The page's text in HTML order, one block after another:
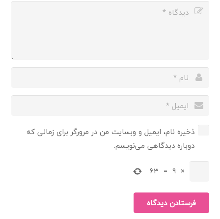
ذخیره نام، ایمیل و وبسایت من در مرورگر برای زمانی که
دوباره دیدگاهی می‌نویسم.
×
9
=
63
فرستادن دیدگاه